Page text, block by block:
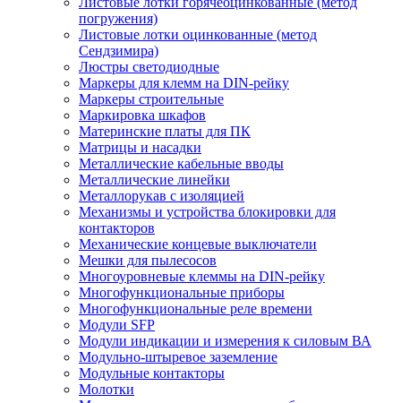
погружения)
Листовые лотки оцинкованные (метод
Сендзимира)
Люстры светодиодные
Маркеры для клемм на DIN-рейку
Маркеры строительные
Маркировка шкафов
Материнские платы для ПК
Матрицы и насадки
Металлические кабельные вводы
Металлические линейки
Металлорукав с изоляцией
Механизмы и устройства блокировки для
контакторов
Механические концевые выключатели
Мешки для пылесосов
Многоуровневые клеммы на DIN-рейку
Многофункциональные приборы
Многофункциональные реле времени
Модули SFP
Модули индикации и измерения к силовым ВА
Модульно-штыревое заземление
Модульные контакторы
Молотки